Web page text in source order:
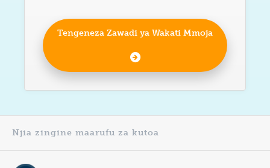
Tengeneza Zawadi ya Wakati Mmoja
Njia zingine maarufu za kutoa